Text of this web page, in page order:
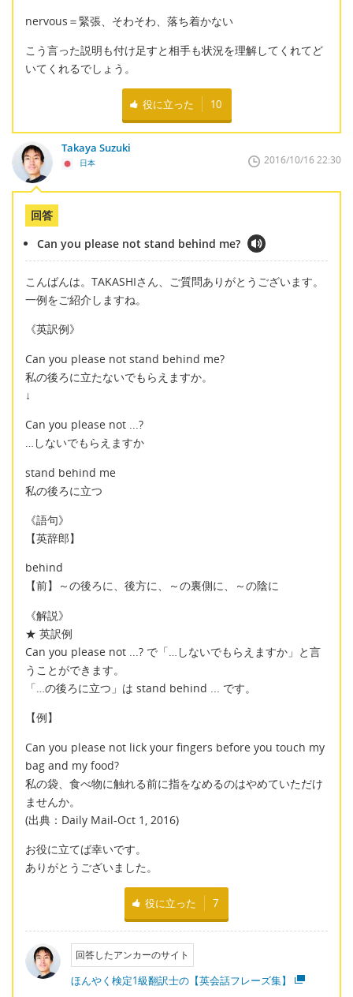
nervous＝緊張、そわそわ、落ち着かない
こう言った説明も付け足すと相手も状況を理解してくれてど
いてくれるでしょう。
役に立った 10
Takaya Suzuki
日本 2016/10/16 22:30
回答
Can you please not stand behind me?
こんばんは。TAKASHIさん、ご質問ありがとうございます。
一例をご紹介しますね。
《英訳例》
Can you please not stand behind me?
私の後ろに立たないでもらえますか。
↓
Can you please not ...?
…しないでもらえますか
stand behind me
私の後ろに立つ
《語句》
【英辞郎】
behind
【前】～の後ろに、後方に、～の裏側に、～の陰に
《解説》
★ 英訳例
Can you please not ...? で「…しないでもらえますか」と言
うことができます。
「…の後ろに立つ」は stand behind ... です。
【例】
Can you please not lick your fingers before you touch my
bag and my food?
私の袋、食べ物に触れる前に指をなめるのはやめていただけ
ませんか。
(出典：Daily Mail-Oct 1, 2016)
お役に立てば幸いです。
ありがとうございました。
役に立った 7
回答したアンカーのサイト
ほんやく検定1級翻訳士の【英会話フレーズ集】